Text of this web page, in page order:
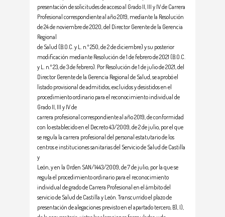
presentación de solicitudes de acceso al Grado II, III y IV de Carrera
Profesional correspondiente al año 2019, mediante la Resolución
de 24 de noviembre de 2020, del Director Gerente de la Gerencia
Regional
de Salud (B.O.C. y L. n.º 250, de 2 de diciembre) y su posterior
modificación mediante Resolución de 1 de febrero de 2021 (B.O.C.
y L. n.º 23, de 3 de febrero). Por Resolución de 1 de julio de 2021, del
Director Gerente de la Gerencia Regional de Salud, se aprobó el
listado provisional de admitidos, excluidos y desistidos en el
procedimiento ordinario para el reconocimiento individual de
Grado II, III y IV de
carrera profesional correspondiente al año 2019, de conformidad
con lo establecido en el Decreto 43/2009, de 2 de julio, por el que
se regula la carrera profesional del personal estatutario de los
centros e instituciones sanitarias del Servicio de Salud de Castilla
y
León, y en la Orden SAN/1443/2009, de 7 de julio, por la que se
regula el procedimiento ordinario para el reconocimiento
individual de grado de Carrera Profesional en el ámbito del
servicio de Salud de Castilla y León. Transcurrido el plazo de
presentación de alegaciones previsto en el apartado tercero, B), I),